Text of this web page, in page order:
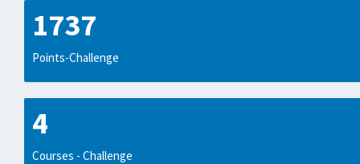
1737
Points-Challenge
4
Courses - Challenge